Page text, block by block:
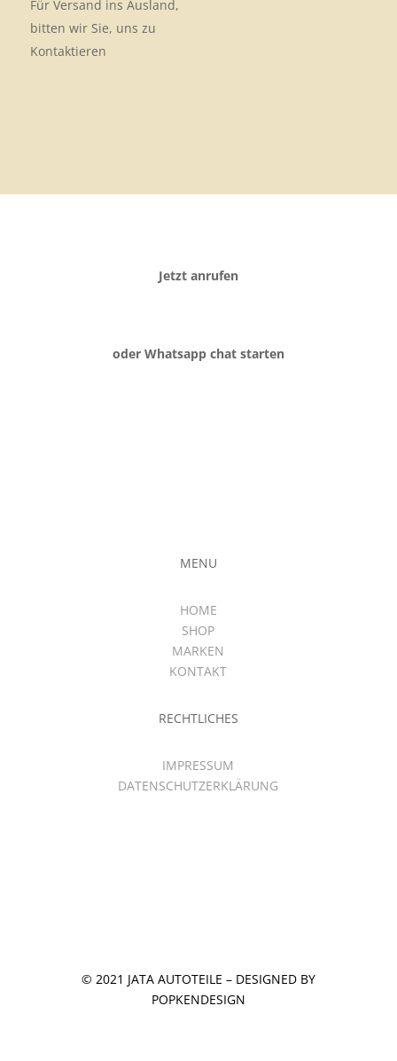
Für Versand ins Ausland,
bitten wir Sie, uns zu
Kontaktieren
Jetzt anrufen
oder Whatsapp chat starten
MENU
HOME
SHOP
MARKEN
KONTAKT
RECHTLICHES
IMPRESSUM
DATENSCHUTZERKLÄRUNG
© 2021 JATA AUTOTEILE – DESIGNED BY
POPKENDESIGN